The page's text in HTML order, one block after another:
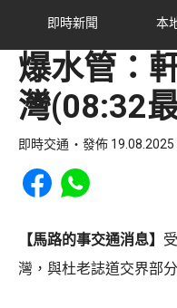
即時新聞 本
爆水管：
灣(08:32
即時交通 發佈 19.08.2025
Share to Facebook
Share to WhatsApp
【馬路的事交通消息】
灣，與杜老誌道交界部